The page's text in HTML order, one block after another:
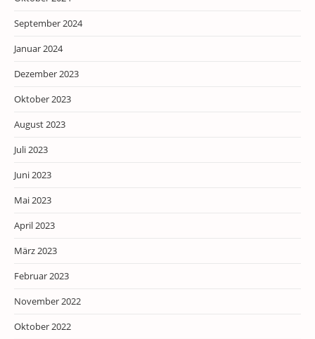
September 2024
Januar 2024
Dezember 2023
Oktober 2023
August 2023
Juli 2023
Juni 2023
Mai 2023
April 2023
März 2023
Februar 2023
November 2022
Oktober 2022